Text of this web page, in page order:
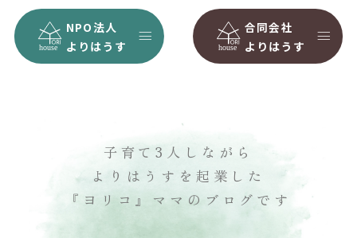
NPO法人
よりはうす
合同会社
よりはうす
子育て3人しながら
よりはうすを起業した
『ヨリコ』ママのブログです